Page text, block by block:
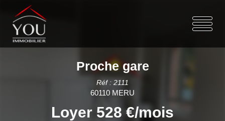
Proche gare
Réf : 2111
60110 MERU
Loyer 528 €/mois